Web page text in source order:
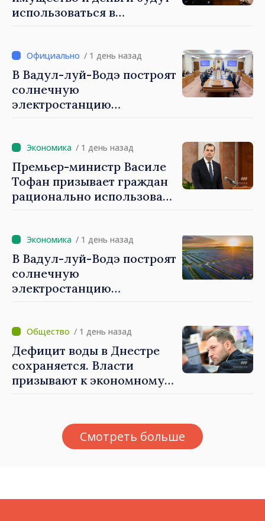
использоваться в
/ 1 день назад
В Вадул-луй-Водэ построят
солнечную
электростанцию
МВт·ч
/ 1 день назад
Премьер-министр Василе
Тофан призывает граждан
рационально использовать
должны экономить»
/ 1 день назад
В Вадул-луй-Водэ построят
солнечную
электростанцию
/ 1 день назад
Дефицит воды в Днестре
сохраняется. Власти
призывают к экономному
Смотреть больше